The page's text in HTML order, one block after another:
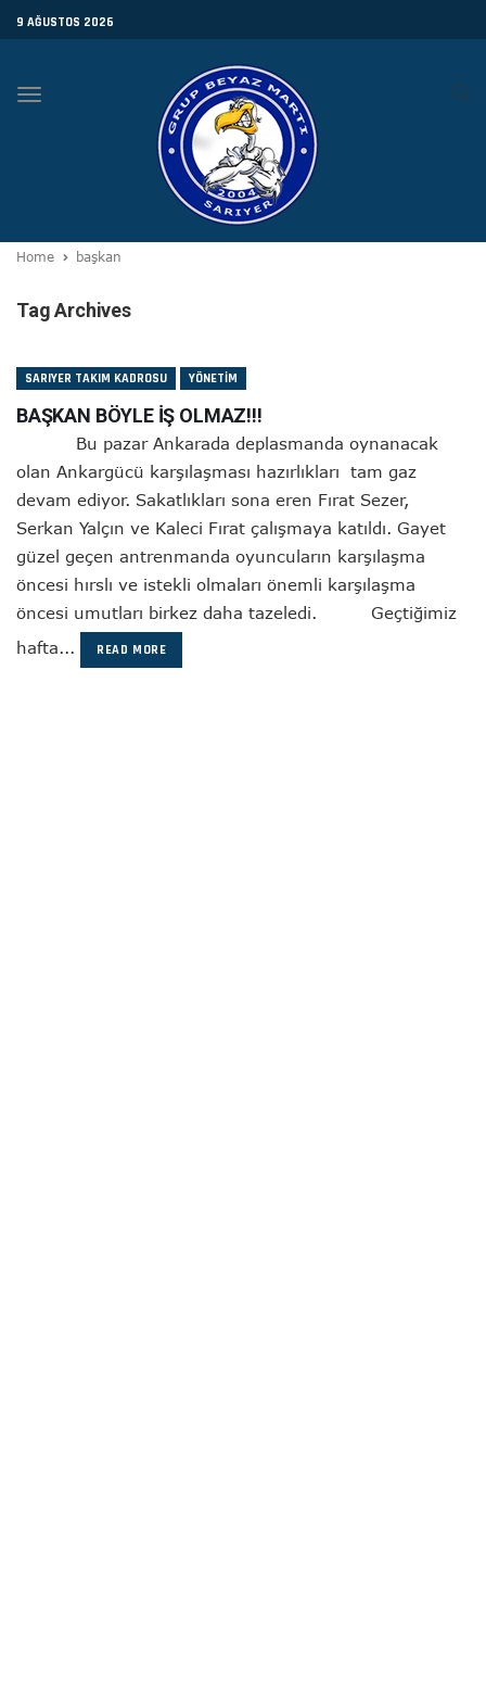
9 AĞUSTOS 2026
Toggle
Home başkan
Tag Archives
SARIYER TAKIM KADROSU YÖNETIM
BAŞKAN BÖYLE İŞ OLMAZ!!!
Bu pazar Ankarada deplasmanda oynanacak
olan Ankargücü karşılaşması hazırlıkları tam gaz
devam ediyor. Sakatlıkları sona eren Fırat Sezer,
Serkan Yalçın ve Kaleci Fırat çalışmaya katıldı. Gayet
güzel geçen antrenmanda oyuncuların karşılaşma
öncesi hırslı ve istekli olmaları önemli karşılaşma
öncesi umutları birkez daha tazeledi. Geçtiğimiz
hafta...
READ MORE